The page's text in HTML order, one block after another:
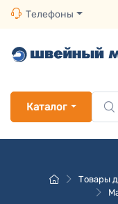
Телефоны
Каталог
Товары